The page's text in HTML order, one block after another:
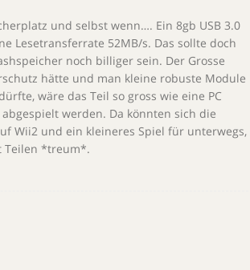
und selbst wenn…. Ein 8gb USB 3.0
Lesetransferrate 52MB/s. Das sollte doch
noch billiger sein. Der Grosse
hätte und man kleine robuste Module
wäre das Teil so gross wie eine PC
werden. Da könnten sich die
Wii2 und ein kleineres Spiel für unterwegs,
Teilen *treum*.